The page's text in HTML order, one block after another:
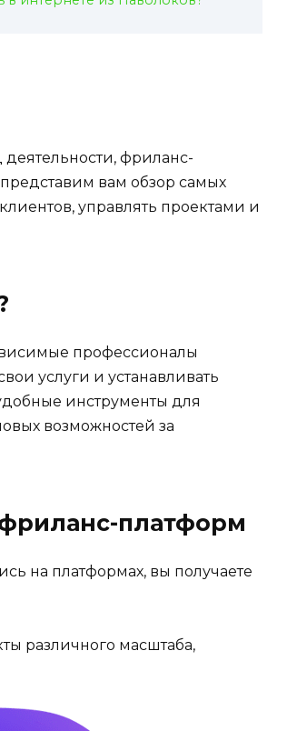
фриланс-
вам обзор самых
управлять проектами и
профессионалы
услуги и устанавливать
инструменты для
возможностей за
платформ
на платформах, вы получаете
различного масштаба,